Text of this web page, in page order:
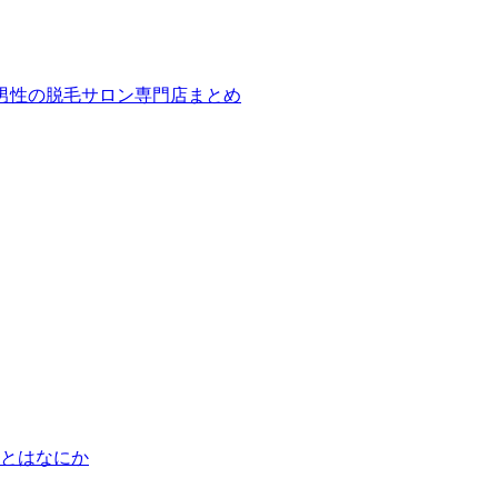
性の脱毛サロン専門店まとめ
はなにか